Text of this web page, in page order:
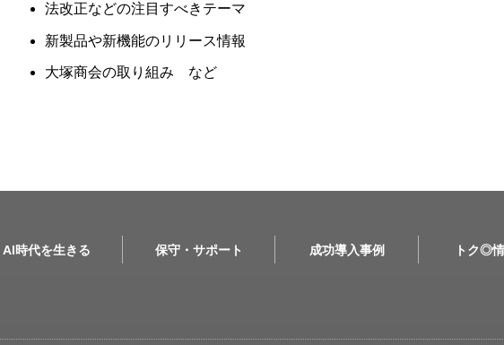
法改正などの注目すべきテーマ
新製品や新機能のリリース情報
大塚商会の取り組み など
AI時代を生きる 保守・サポート 成功導入事例 トク◎